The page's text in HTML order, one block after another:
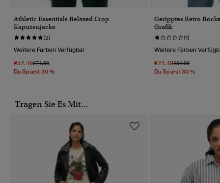
Athletic Essentials Relaxed Crop
Kapuzenjacke
(3)
Weitere Farben Verfügbar
€52.49Preis Wurde Reduziert Von
€74.99Bis
Du Sparst 30 %
Geripptes Retro
Grafik
(1)
Weitere Farben
€24.49Preis Wurde
€34.99Bis
Du Sparst 30 %
Tragen Sie Es Mit...